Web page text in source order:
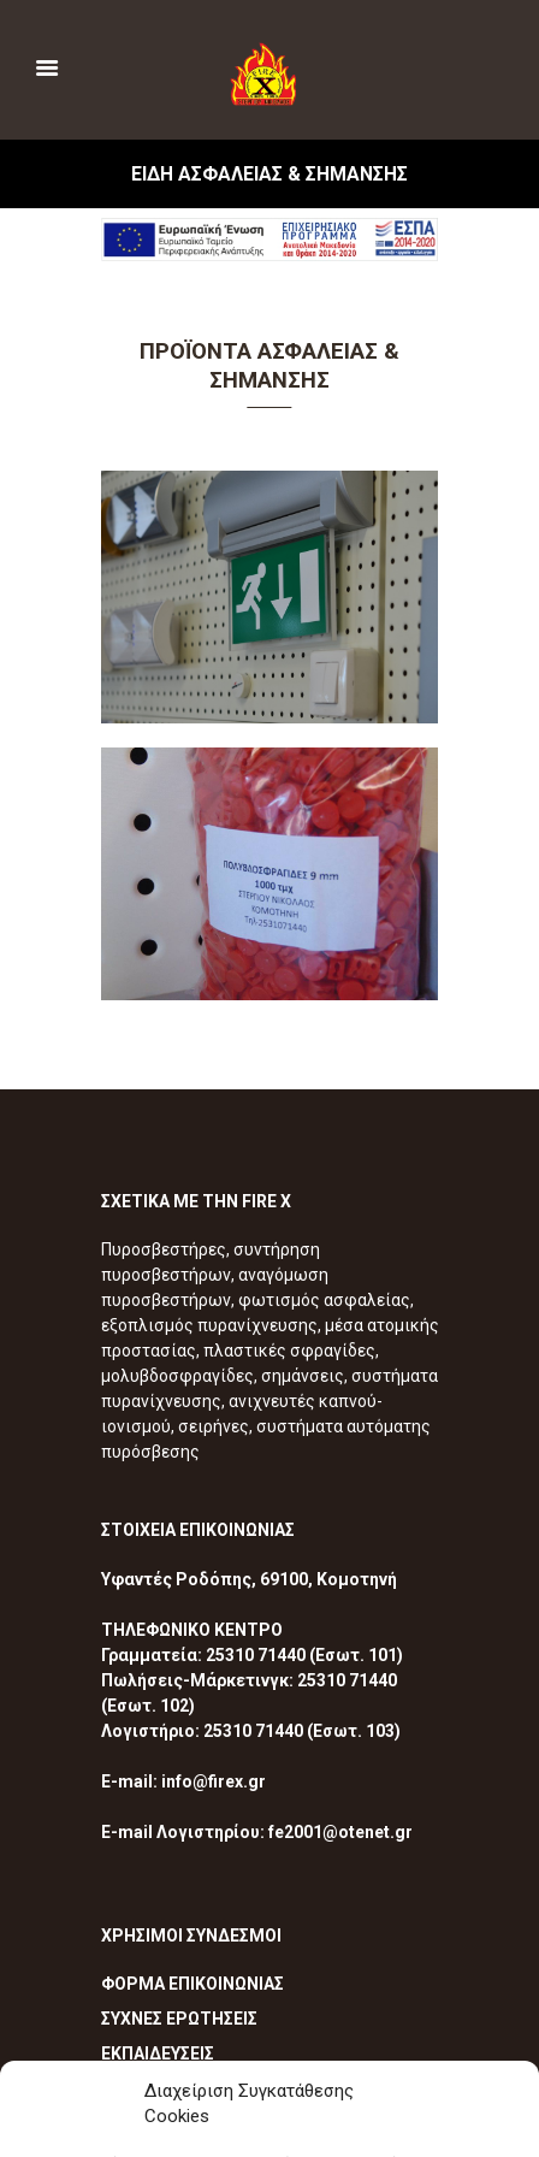
Διαχείριση Συγκατάθεσης
Cookies
ΕΙΔΗ ΑΣΦΑΛΕΙΑΣ & ΣΗΜΑΝΣΗΣ
ΠΡΟΪΟΝΤΑ ΑΣΦΑΛΕΙΑΣ &
ΣΗΜΑΝΣΗΣ
ΣΧΕΤΙΚΑ ΜΕ ΤΗΝ FIRE X
Πυροσβεστήρες, συντήρηση
πυροσβεστήρων, αναγόμωση
πυροσβεστήρων, φωτισμός ασφαλείας,
εξοπλισμός πυρανίχνευσης, μέσα ατομικής
προστασίας, πλαστικές σφραγίδες,
μολυβδοσφραγίδες, σημάνσεις, συστήματα
πυρανίχνευσης, ανιχνευτές καπνού-
ιονισμού, σειρήνες, συστήματα αυτόματης
πυρόσβεσης
ΣΤΟΙΧΕΙΑ ΕΠΙΚΟΙΝΩΝΙΑΣ
Υφαντές Ροδόπης, 69100, Κομοτηνή
ΤΗΛΕΦΩΝΙΚΟ ΚΕΝΤΡΟ
Γραμματεία: 25310 71440 (Εσωτ. 101)
Πωλήσεις-Μάρκετινγκ: 25310 71440
(Εσωτ. 102)
Λογιστήριο: 25310 71440 (Εσωτ. 103)
E-mail: info@firex.gr
E-mail Λογιστηρίου: fe2001@otenet.gr
ΧΡΗΣΙΜΟΙ ΣΥΝΔΕΣΜΟΙ
ΦΟΡΜΑ ΕΠΙΚΟΙΝΩΝΙΑΣ
ΣΥΧΝΕΣ ΕΡΩΤΗΣΕΙΣ
ΕΚΠΑΙΔΕΥΣΕΙΣ